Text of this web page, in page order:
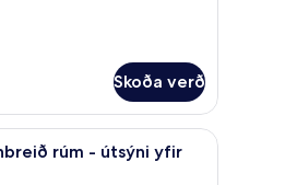
Skoða verð
Rúmföt af bestu gerð, míníbar, öryggishólf í
rúm - útsýni yfir